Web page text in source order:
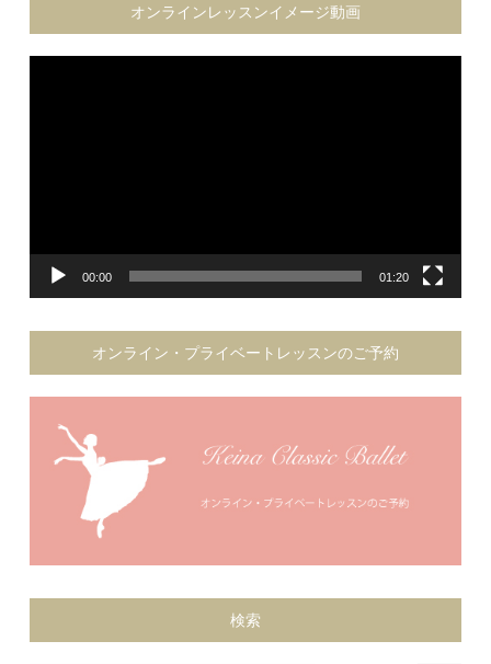
オンラインレッスンイメージ動画
動
00:00 01:20
オンライン・プライベートレッスンのご予約
検索